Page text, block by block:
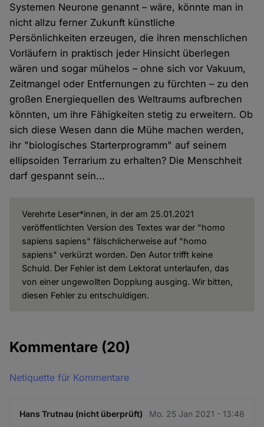
Systemen Neurone genannt – wäre, könnte man in
nicht allzu ferner Zukunft künstliche
Persönlichkeiten erzeugen, die ihren menschlichen
Vorläufern in praktisch jeder Hinsicht überlegen
wären und sogar mühelos – ohne sich vor Vakuum,
Zeitmangel oder Entfernungen zu fürchten – zu den
großen Energiequellen des Weltraums aufbrechen
könnten, um ihre Fähigkeiten stetig zu erweitern. Ob
sich diese Wesen dann die Mühe machen werden,
ihr "biologisches Starterprogramm" auf seinem
ellipsoiden Terrarium zu erhalten? Die Menschheit
darf gespannt sein...
Verehrte Leser*innen, in der am 25.01.2021
veröffentlichten Version des Textes war der "homo
sapiens sapiens" fälschlicherweise auf "homo
sapiens" verkürzt worden. Den Autor trifft keine
Schuld. Der Fehler ist dem Lektorat unterlaufen, das
von einer ungewollten Dopplung ausging. Wir bitten,
diesen Fehler zu entschuldigen.
Kommentare (20)
Netiquette für Kommentare
Hans Trutnau (nicht überprüft) Mo. 25 Jan 2021 - 13:48